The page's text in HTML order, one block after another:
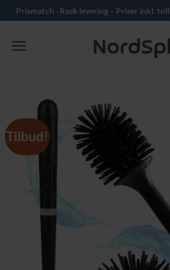
Skip
to
content
Prismatch - Rask levering – Priser inkl.
Tilbud!